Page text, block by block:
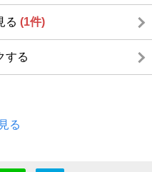
る (1件)
する
る